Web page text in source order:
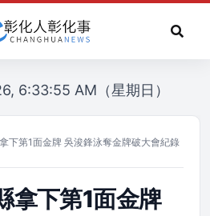
6:33:55 AM（星期日）
下第1面金牌 吳浚鋒泳奪金牌破大會紀錄
拿下第1面金牌